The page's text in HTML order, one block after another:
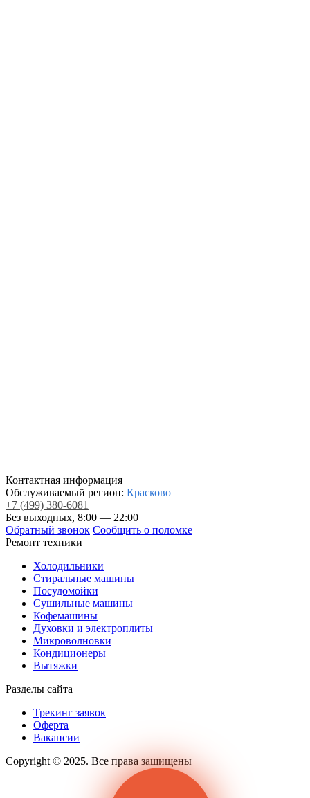
Контактная информация
Обслуживаемый регион: Красково
+7 (499) 380-6081
Без выходных, 8:00 — 22:00
Обратный звонок Сообщить о поломке
Ремонт техники
Холодильники
Стиральные машины
Посудомойки
Сушильные машины
Кофемашины
Духовки и электроплиты
Микроволновки
Кондиционеры
Вытяжки
Разделы сайта
Трекинг заявок
Оферта
Вакансии
Copyright © 2025. Все права защищены